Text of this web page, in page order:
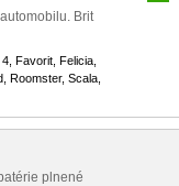
Brit
Favorit, Felicia,
Roomster, Scala,
plnené